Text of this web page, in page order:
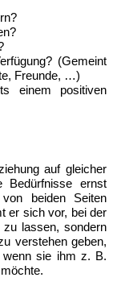
(Gemeint
Freunde, …)
einem positiven
auf gleicher
Bedürfnisse ernst
beiden Seiten
er sich vor, bei der
lassen, sondern
verstehen geben,
wenn sie ihm z. B.